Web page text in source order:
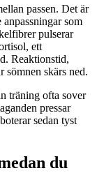
passen. Det är
som
pulserar
ett
Reaktionstid,
sömnen skärs ned.
träning ofta sover
pressar
sedan tyst
du